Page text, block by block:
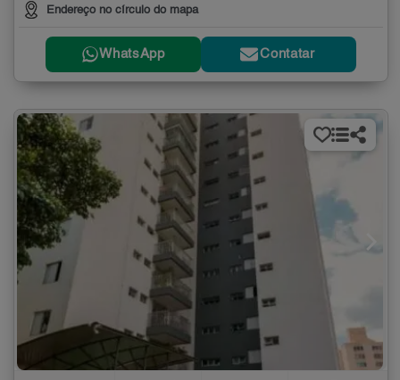
Endereço no círculo do mapa
WhatsApp Contatar